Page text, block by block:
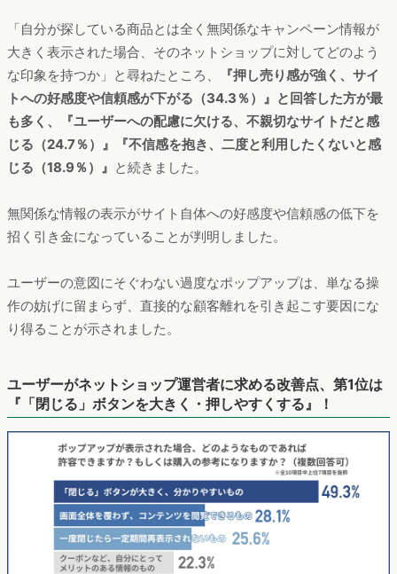
「自分が探している商品とは全く無関係なキャンペーン情報が
大きく表示された場合、そのネットショップに対してどのよう
な印象を持つか」と尋ねたところ、
『押し売り感が強く、サイ
トへの好感度や信頼感が下がる（34.3％）』と回答した方が最
も多く、『ユーザーへの配慮に欠ける、不親切なサイトだと感
じる（24.7％）』『不信感を抱き、二度と利用したくないと感
じる（18.9％）』 と続きました。
無関係な情報の表示がサイト自体への好感度や信頼感の低下を
招く引き金になっていることが判明しました。
ユーザーの意図にそぐわない過度なポップアップは、単なる操
作の妨げに留まらず、直接的な顧客離れを引き起こす要因にな
り得ることが示されました。
ユーザーがネットショップ運営者に求める改善点、第1位は
『「閉じる」ボタンを大きく・押しやすくする』！